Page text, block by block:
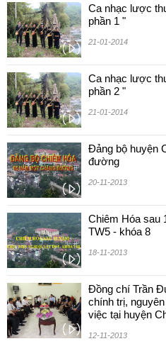
Ca nhạc lược
phần 1 "
21-01-2014
Ca nhạc lược
phần 2 "
21-01-2014
Đảng bộ huyện
đường
20-11-2013
Chiêm Hóa sau
TW5 - khóa 8
18-11-2013
Đồng chí Trần
chính trị,
việc tại huyện
12-11-2013